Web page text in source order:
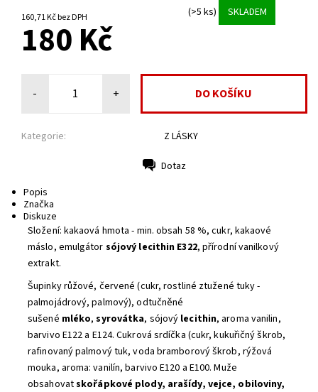
160,71 Kč bez DPH (>5 ks) SKLADEM
180 Kč
- +
Kategorie: Z LÁSKY
Dotaz
Popis
Značka
Diskuze
Složení: kakaová hmota - min. obsah 58 %, cukr, kakaové
máslo, emulgátor sójový lecithin E322, přírodní vanilkový
extrakt.
Šupinky růžové, červené (cukr, rostliné ztužené tuky -
palmojádrový, palmový), odtučněné
sušené mléko, syrovátka, sójový lecithin, aroma vanilin,
barvivo E122 a E124. Cukrová srdíčka (cukr, kukuřičný škrob,
rafinovaný palmový tuk, voda bramborový škrob, rýžová
mouka, aroma: vanilín, barvivo E120 a E100. Muže
obsahovatskořápkové plody, arašídy, vejce, obiloviny,